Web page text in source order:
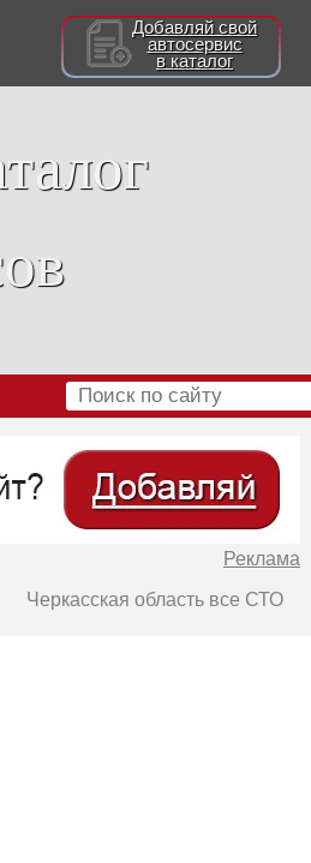
Добавляй свой
автосервис
в каталог
Реклама
Черкасская область все СТО